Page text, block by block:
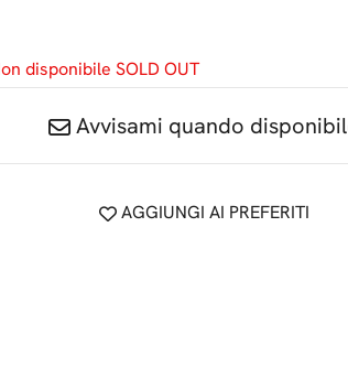
disponibile SOLD OUT
Avvisami quando
AGGIUNGI AI PREFERITI